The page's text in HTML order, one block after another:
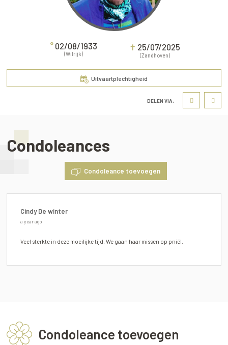
° 02/08/1933
(Wilrijk)
✝ 25/07/2025
(Zandhoven)
DELEN VIA:
Uitvaartplechtigheid
Condoleances
Condoleance toevoegen
Cindy De winter
a year ago
Veel sterkte in deze moeilijke tijd. We gaan haar missen op pniël.
Condoleance toevoegen